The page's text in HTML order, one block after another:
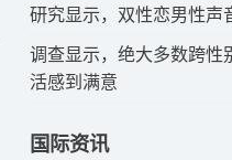
研究显示，双性恋男性声
调查显示，绝大多数跨性
活感到满意
国际资讯